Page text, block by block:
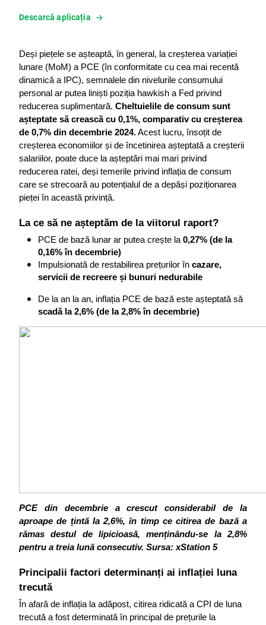
Descarcă aplicația
Deși piețele se așteaptă, în general, la creșterea variației
lunare (MoM) a PCE (în conformitate cu cea mai recentă
dinamică a IPC), semnalele din nivelurile consumului
personal ar putea liniști poziția hawkish a Fed privind
reducerea suplimentară. Cheltuielile de consum sunt
așteptate să crească cu 0,1%, comparativ cu creșterea
de 0,7% din decembrie 2024. Acest lucru, însoțit de
creșterea economiilor și de încetinirea așteptată a creșterii
salariilor, poate duce la așteptări mai mari privind
reducerea ratei, deși temerile privind inflația de consum
care se strecoară au potențialul de a depăși poziționarea
pieței în această privință.
La ce să ne așteptăm de la viitorul raport?
PCE de bază lunar ar putea crește la 0,27% (de la
0,16% în decembrie)
Impulsionată de restabilirea prețurilor în cazare,
servicii de recreere și bunuri nedurabile
De la an la an, inflația PCE de bază este așteptată să
scadă la 2,6% (de la 2,8% în decembrie)
PCE din decembrie a crescut considerabil de la
aproape de țintă la 2,6%, în timp ce citirea de bază a
rămas destul de lipicioasă, menținându-se la 2,8%
pentru a treia lună consecutiv. Sursa: xStation 5
Principalii factori determinanți ai inflației luna
trecută
În afară de inflația la adăpost, citirea ridicată a CPI de luna
trecută a fost determinată în principal de prețurile la